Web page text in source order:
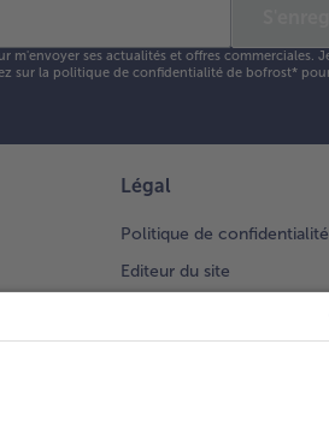
ses actualités et offres commerciales.
sur la politique de confidentialitéde bofrost*
Légal
Politique de confidentialité
Editeur du site
Conditions générales de
Conditions générales